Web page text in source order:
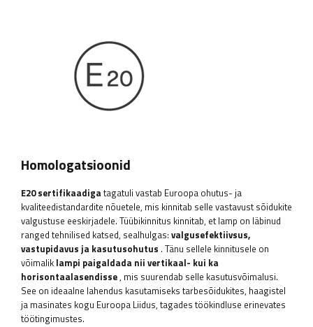
Homologatsioonid
E20 sertifikaadigatagatuli vastab Euroopa ohutus- ja
kvaliteedistandardite nõuetele, mis kinnitab selle vastavust sõidukite
valgustuse eeskirjadele. Tüübikinnitus kinnitab, et lamp on läbinud
ranged tehnilised katsed, sealhulgas: valgusefektiivsus,
vastupidavus ja kasutusohutus . Tänu sellele kinnitusele on
võimalik lampi paigaldada nii vertikaal- kui ka
horisontaalasendisse, mis suurendab selle kasutusvõimalusi.
See on ideaalne lahendus kasutamiseks tarbesõidukites, haagistel
ja masinates kogu Euroopa Liidus, tagades töökindluse erinevates
töötingimustes.